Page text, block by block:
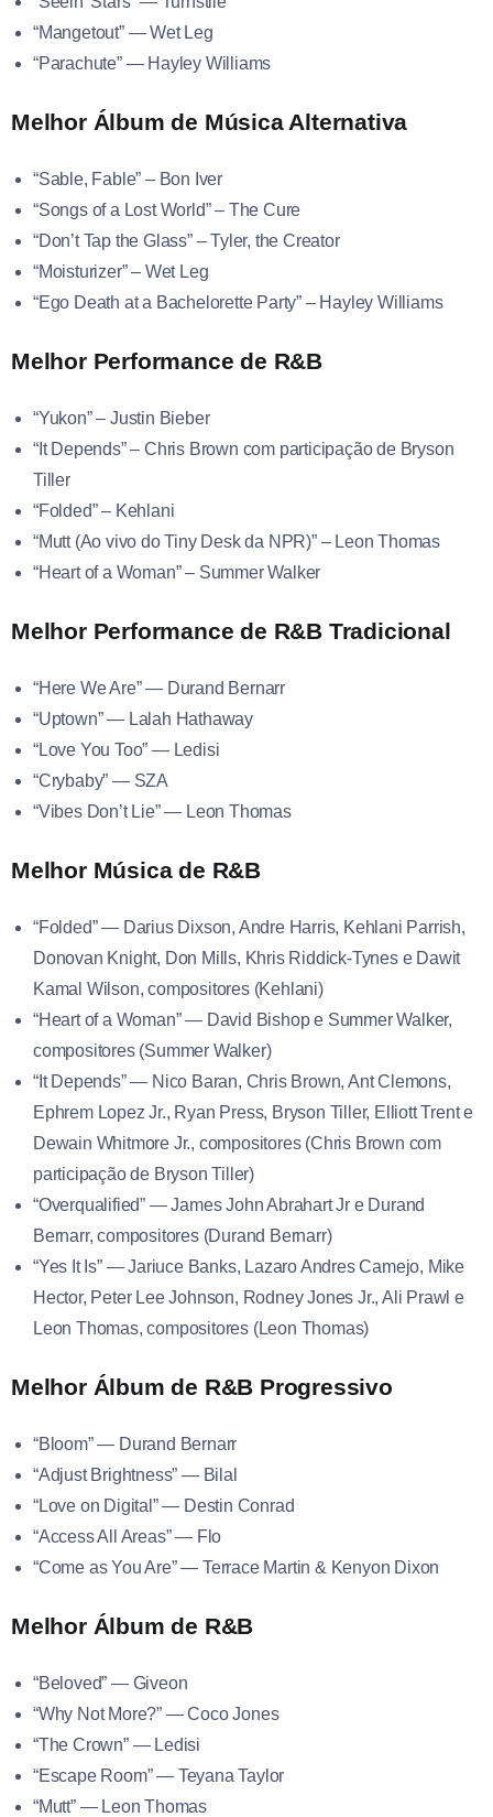
“Mangetout” — Wet Leg
“Parachute” — Hayley Williams
Melhor Álbum de Música Alternativa
“Sable, Fable” – Bon Iver
“Songs of a Lost World” – The Cure
“Don’t Tap the Glass” – Tyler, the Creator
“Moisturizer” – Wet Leg
“Ego Death at a Bachelorette Party” – Hayley Williams
Melhor Performance de R&B
“Yukon” – Justin Bieber
“It Depends” – Chris Brown com participação de Bryson
Tiller
“Folded” – Kehlani
“Mutt (Ao vivo do Tiny Desk da NPR)” – Leon Thomas
“Heart of a Woman” – Summer Walker
Melhor Performance de R&B Tradicional
“Here We Are” — Durand Bernarr
“Uptown” — Lalah Hathaway
“Love You Too” — Ledisi
“Crybaby” — SZA
“Vibes Don’t Lie” — Leon Thomas
Melhor Música de R&B
“Folded” — Darius Dixson, Andre Harris, Kehlani Parrish,
Donovan Knight, Don Mills, Khris Riddick-Tynes e Dawit
Kamal Wilson, compositores (Kehlani)
“Heart of a Woman” — David Bishop e Summer Walker,
compositores (Summer Walker)
“It Depends” — Nico Baran, Chris Brown, Ant Clemons,
Ephrem Lopez Jr., Ryan Press, Bryson Tiller, Elliott Trent e
Dewain Whitmore Jr., compositores (Chris Brown com
participação de Bryson Tiller)
“Overqualified” — James John Abrahart Jr e Durand
Bernarr, compositores (Durand Bernarr)
“Yes It Is” — Jariuce Banks, Lazaro Andres Camejo, Mike
Hector, Peter Lee Johnson, Rodney Jones Jr., Ali Prawl e
Leon Thomas, compositores (Leon Thomas)
Melhor Álbum de R&B Progressivo
“Bloom” — Durand Bernarr
“Adjust Brightness” — Bilal
“Love on Digital” — Destin Conrad
“Access All Areas” — Flo
“Come as You Are” — Terrace Martin & Kenyon Dixon
Melhor Álbum de R&B
“Beloved” — Giveon
“Why Not More?” — Coco Jones
“The Crown” — Ledisi
“Escape Room” — Teyana Taylor
“Mutt” — Leon Thomas